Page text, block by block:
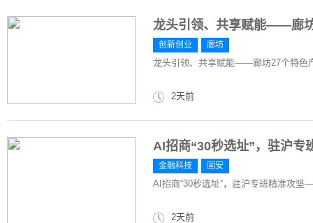
龙头引领、共享赋能——廊
创新创业 廊坊
龙头引领、共享赋能——廊坊27个特色
2天前
AI招商“30秒选址”，驻沪
金融科技 固安
AI招商“30秒选址”，驻沪专班精准攻坚
2天前